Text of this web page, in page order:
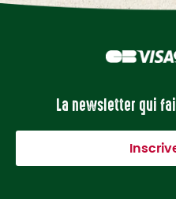
La newsletter qui